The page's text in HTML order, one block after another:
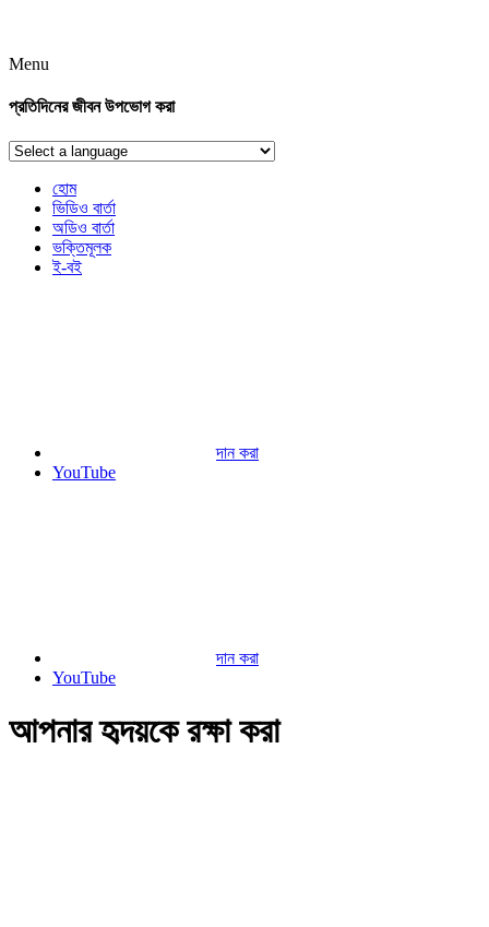
Menu
প্রতিদিনের জীবন উপভোগ করা
হোম
ভিডিও বার্তা
অডিও বার্তা
ভক্তিমূলক
ই-বই
দান করা
YouTube
দান করা
YouTube
আপনার হৃদয়কে রক্ষা করা